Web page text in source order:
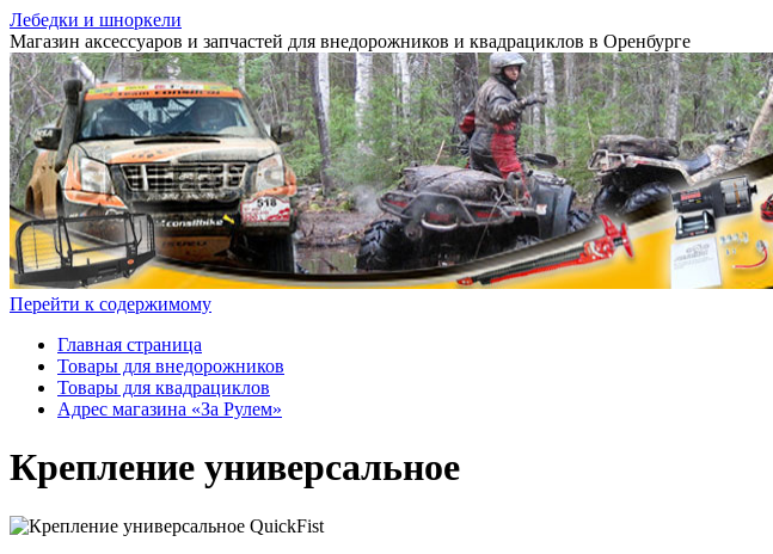
Лебедки и шноркели
Магазин аксессуаров и запчастей для внедорожников и квадрациклов в Оренбурге
Перейти к содержимому
Главная страница
Товары для внедорожников
Товары для квадрациклов
Адрес магазина «За Рулем»
Крепление универсальное